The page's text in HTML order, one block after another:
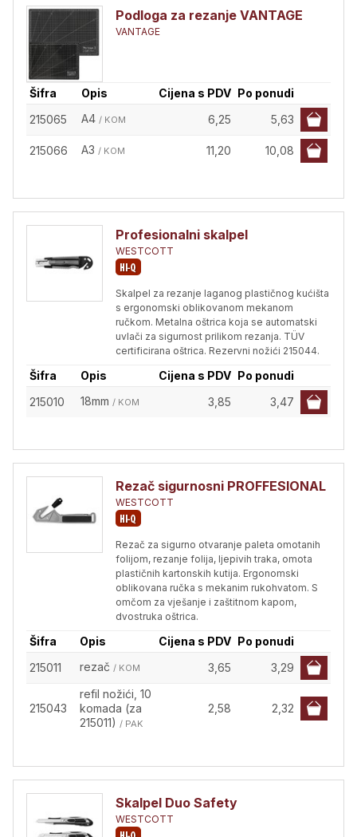
Podloga za rezanje VANTAGE
VANTAGE
Šifra Opis Cijena s PDV Po ponudi
215065
A4 / KOM 6,25 5,63
215066 A3 / KOM 11,20 10,08
Profesionalni skalpel
WESTCOTT
Skalpel za rezanje laganog plastičnog kućišta
s ergonomski oblikovanom mekanom
ručkom. Metalna oštrica koja se automatski
uvlači za sigurnost prilikom rezanja. TÜV
certificirana oštrica. Rezervni nožići 215044.
Šifra Opis Cijena s PDV Po ponudi
215010
18mm / KOM 3,85 3,47
Rezač sigurnosni PROFFESIONAL
WESTCOTT
Rezač za sigurno otvaranje paleta omotanih
folijom, rezanje folija, ljepivih traka, omota
plastičnih kartonskih kutija. Ergonomski
oblikovana ručka s mekanim rukohvatom. S
omčom za vješanje i zaštitnom kapom,
dvostruka oštrica.
Šifra Opis Cijena s PDV Po ponudi
215011
rezač / KOM 3,65 3,29
215043
refil nožići, 10
komada (za
215011) / PAK
2,58 2,32
Skalpel Duo Safety
WESTCOTT